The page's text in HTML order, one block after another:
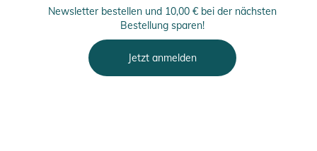
Newsletter bestellen und 10,00 € bei der nächsten
Bestellung sparen!
Jetzt anmelden